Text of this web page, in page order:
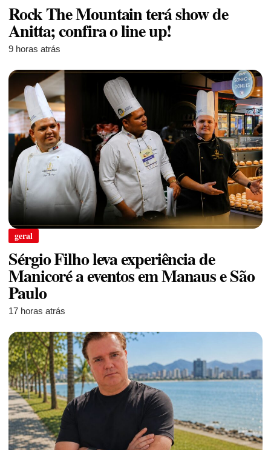
Rock The Mountain terá show de
Anitta; confira o line up!
9 horas atrás
geral
Sérgio Filho leva experiência de
Manicoré a eventos em Manaus e São
Paulo
17 horas atrás